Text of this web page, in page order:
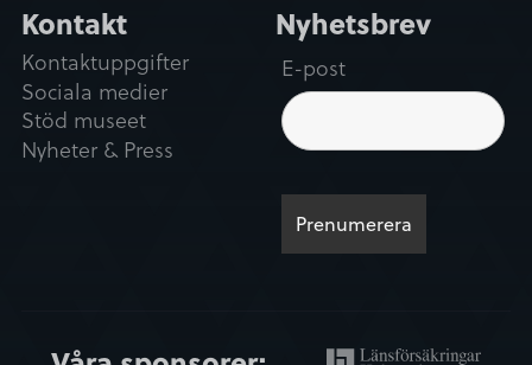
Kontakt
Kontaktuppgifter
Sociala medier
Stöd museet
Nyheter & Press
Nyhetsbrev
E-post